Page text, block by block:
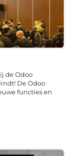
de Odoo
De Odoo
functies en